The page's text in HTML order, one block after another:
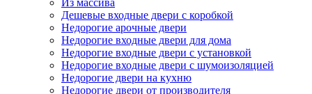
Из массива
Дешевые входные двери с коробкой
Недорогие арочные двери
Недорогие входные двери для дома
Недорогие входные двери с установкой
Недорогие входные двери с шумоизоляцией
Недорогие двери на кухню
Недорогие двери от производителя